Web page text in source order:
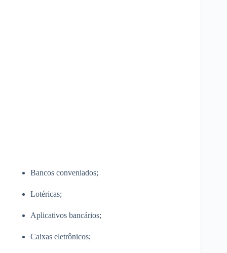
Bancos conveniados;
Lotéricas;
Aplicativos bancários;
Caixas eletrônicos;